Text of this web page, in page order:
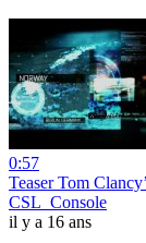
0:57
Teaser Tom
CSL_Console
il y a 16 ans